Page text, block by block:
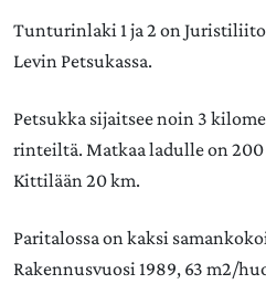
Tunturinlaki 1 ja 2 on
Levin Petsukassa.
Petsukka sijaitsee noin 3
rinteiltä. Matkaa ladulle on
Kittilään 20 km.
Paritalossa on kaksi
Rakennusvuosi 1989, 63 m2/